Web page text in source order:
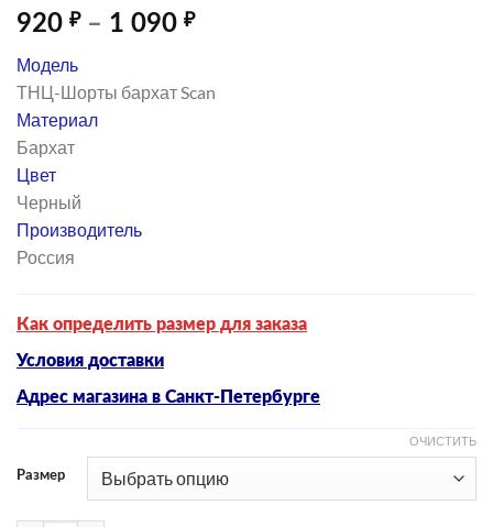
920 ₽ – 1 090 ₽Диапазон
–
Модель
ТНЦ-Шорты бархат Scan
Материал
Бархат
Цвет
Черный
Производитель
Россия
Как определить размер для заказа
Условия доставки
Адрес магазина в Санкт-Петербурге
Размер
ОЧИСТИТЬ